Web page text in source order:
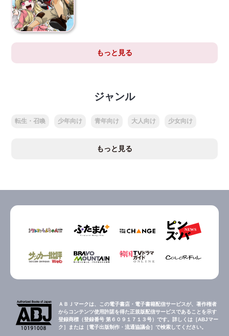
もっと見る
ジャンル
転生・召喚 少年向け 青年向け 大人向け 少女向け
もっと見る
ＡＢＪマークは、この電子書店・電子書籍配信サービスが、著作権者
からコンテンツ使用許諾を得た正規版配信サービスであることを示す
登録商標（登録番号 第６０９１７１３号）です。詳しくは［ABJマー
ク］または［電子出版制作・流通協議会］で検索してください。